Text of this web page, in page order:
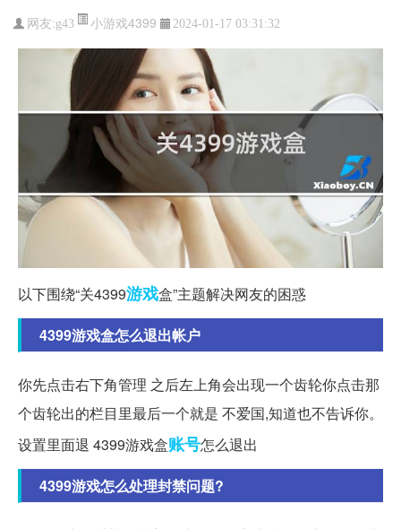
网友:g43 小游戏4399 2024-01-17 03:31:32
以下围绕“关4399游戏盒”主题解决网友的困惑
4399游戏盒怎么退出帐户
你先点击右下角管理 之后左上角会出现一个齿轮你点击那
个齿轮出的栏目里最后一个就是 不爱国,知道也不告诉你。
设置里面退 4399游戏盒账号怎么退出
4399游戏怎么处理封禁问题?